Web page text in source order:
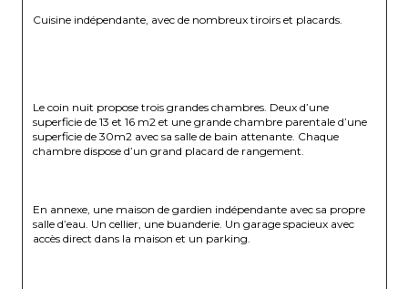
Cuisine indépendante, avec de nombreux tiroirs et placards.
Le coin nuit propose trois grandes chambres. Deux d’une
superficie de 13 et 16 m2 et une grande chambre parentale d’une
superficie de 30m2 avec sa salle de bain attenante. Chaque
chambre dispose d’un grand placard de rangement.
En annexe, une maison de gardien indépendante avec sa propre
salle d’eau. Un cellier, une buanderie. Un garage spacieux avec
accès direct dans la maison et un parking.